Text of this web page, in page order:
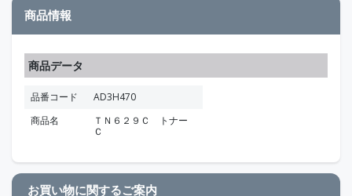
商品情報
商品データ
品番コード
AD3H470
商品名
ＴＮ６２９Ｃ トナー
Ｃ
お買い物に関するご案内